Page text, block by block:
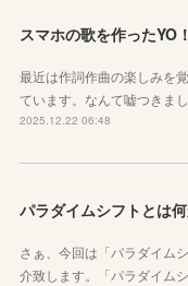
スマホの歌を作ったYO！
最近は作詞作曲の楽しみを
ています。なんて嘘つきま
2025.12.22 06:48
さぁ、今回は「パラダイム
介致します。「パラダイム